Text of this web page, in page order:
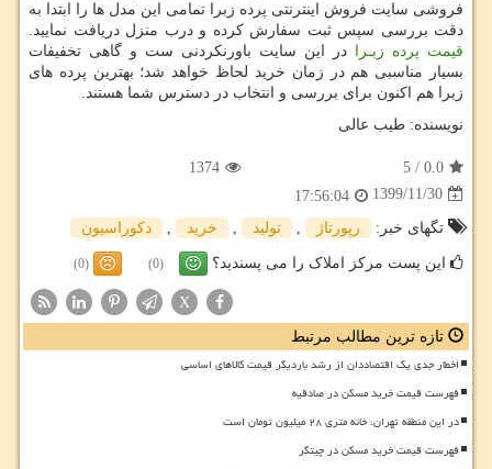
فروشی سایت فروش اینترنتی پرده زبرا تمامی این مدل ها را ابتدا به
دقت بررسی سپس ثبت سفارش کرده و درب منزل دریافت نمایید.
قیمت پرده زبـرا
در این سایت باورنکردنی ست و گاهی تخفیفات
بسیار مناسبی هم در زمان خرید لحاظ خواهد شد؛ بهترین پرده های
زبرا هم اکنون برای بررسی و انتخاب در دسترس شما هستند.
نویسنده: طیب عالی
0.0
/
5
1374
1399/11/30
17:56:04
تگهای خبر:
رپورتاژ تولید خرید دكوراسیون
این پست مرکز املاک را می پسندید؟ (0)
(0)
X
تازه ترین مطالب مرتبط
اخطار جدی یک اقتصاددان از رشد باردیگر قیمت کالاهای اساسی
فهرست قیمت خرید مسکن در صادقیه
در این منطقه تهران، خانه متری ۲۸ میلیون تومان است
فهرست قیمت خرید مسکن در چیتگر